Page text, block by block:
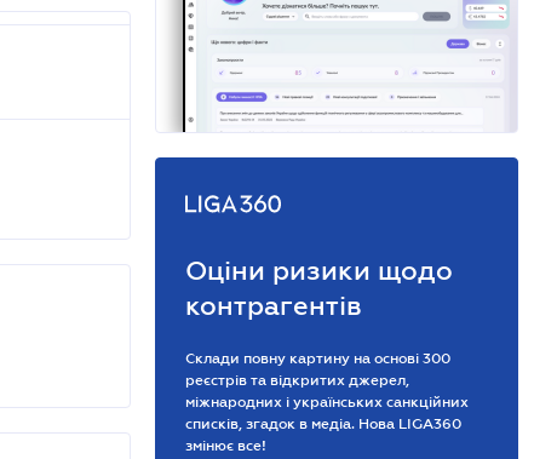
Оціни ризики щодо
контрагентів
Склади повну картину на основі 300
реєстрів та відкритих джерел,
міжнародних і українських санкційних
списків, згадок в медіа. Нова LIGA360
змінює все!